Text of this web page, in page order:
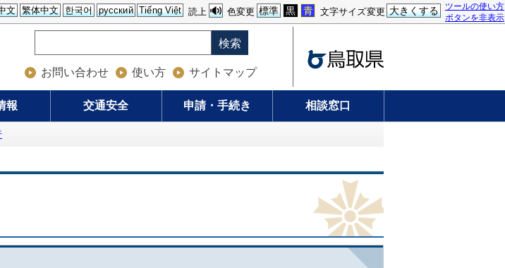
ツールの使い方
ボタンを非表示
文字サイズ変更 大きくする
色変更 標準 黒 青
読上
文 繁体中文 한국어 русский Tiếng Việt
検索
お問い合わせ 使い方 サイトマップ
報 交通安全 申請・手続き 相談窓口